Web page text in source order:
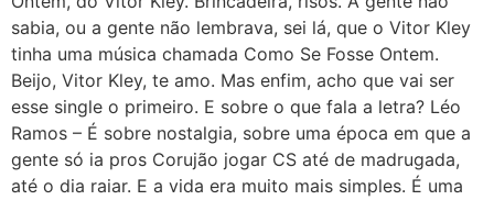
sabia, ou a gente não lembrava, sei lá, que o Vitor Kley
tinha uma música chamada Como Se Fosse Ontem.
Beijo, Vitor Kley, te amo. Mas enfim, acho que vai ser
esse single o primeiro. E sobre o que fala a letra? Léo
Ramos – É sobre nostalgia, sobre uma época em que a
gente só ia pros Corujão jogar CS até de madrugada,
até o dia raiar. E a vida era muito mais simples. É uma